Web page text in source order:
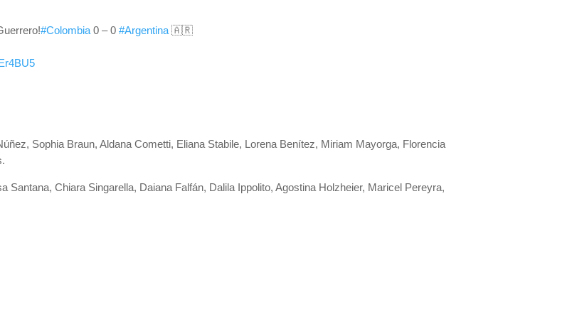
#Colombia 0 – 0#Argentina 🇦🇷
Sophia Braun, Aldana Cometti, Eliana Stabile, Lorena Benítez, Miriam Mayorga, Florencia
Santana, Chiara Singarella, Daiana Falfán, Dalila Ippolito, Agostina Holzheier, Maricel Pereyra,